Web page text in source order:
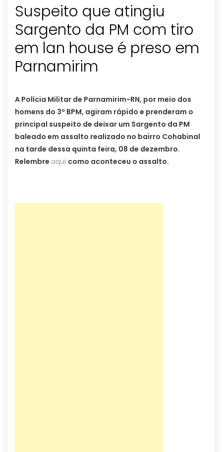
Suspeito que atingiu
Sargento da PM com tiro
em lan house é preso em
Parnamirim
A Polícia Militar de Parnamirim-RN, por meio dos
homens do 3º BPM, agiram rápido e prenderam o
principal suspeito de deixar um Sargento da PM
baleado em assalto realizado no bairro Cohabinal
na tarde dessa quinta feira, 08 de dezembro.
Relembre aqui como aconteceu o assalto.